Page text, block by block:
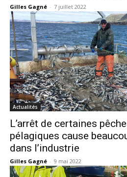
Gilles Gagné - 7 juillet 2022
Actualités
L’arrêt de certaines
pélagiques cause
dans l’industrie
Gilles Gagné - 9 mai 2022